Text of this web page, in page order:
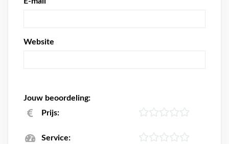
Website
Jouw beoordeling:
Prijs:
Service: